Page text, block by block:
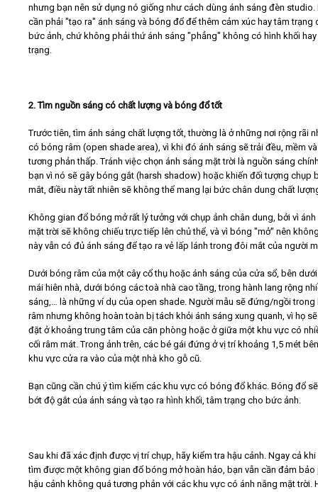
nhưng bạn nên sử dụng nó giống như cách dùng ánh sáng đèn studio.
cần phải "tạo ra" ánh sáng và bóng đổ để thêm cảm xúc hay tâm trạng
bức ảnh, chứ không phải thứ ánh sáng "phẳng" không có hình khối
trạng.
2. Tìm nguồn sáng có chất lượng và bóng đổ tốt
Trước tiên, tìm ánh sáng chất lượng tốt, thường là ở những nơi rộng rãi
có bóng râm (open shade area), vì khi đó ánh sáng sẽ trải đều, mềm
tương phản thấp. Tránh việc chọn ánh sáng mặt trời là nguồn sáng
bạn vì nó sẽ gây bóng gắt (harsh shadow) hoặc khiến đối tượng chụp
mắt, điều này tất nhiên sẽ không thể mang lại bức chân dung chất
Không gian đổ bóng mở rất lý tưởng với chụp ảnh chân dung, bởi vì
mặt trời sẽ không chiếu trực tiếp lên chủ thể, và vì bóng "mở" nên
này vẫn có đủ ánh sáng để tạo ra vẻ lấp lánh trong đôi mắt của người
Dưới bóng râm của một cây cổ thụ hoặc ánh sáng của cửa sổ, bên
mái hiên nhà, dưới bóng các toà nhà cao tầng, trong hành lang rộng
sáng,… là những ví dụ của open shade. Người mẫu sẽ đứng/ngồi
râm nhưng không hoàn toàn bị tách khỏi ánh sáng xung quanh, vì họ
đặt ở khoảng trung tâm của căn phòng hoặc ở giữa một khu vực có
cối râm mát. Trong ảnh trên, các bé gái đứng ở vị trí khoảng 1,5 mét
khu vực cửa ra vào của một nhà kho gỗ cũ.
Bạn cũng cần chú ý tìm kiếm các khu vực có bóng đổ khác. Bóng đổ
bớt độ gắt của ánh sáng và tạo ra hình khối, tâm trạng cho bức ảnh.
Sau khi đã xác định được vị trí chụp, hãy kiểm tra hậu cảnh. Ngay cả
tìm được một không gian đổ bóng mở hoàn hảo, bạn vẫn cần đảm bảo
hậu cảnh không quá tương phản với các khu vực có ánh nắng mặt trời.